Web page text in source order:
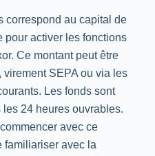
correspond au capital de
pour activer les fonctions
Ce montant peut être
SEPA ou via les
Les fonds sont
24 heures ouvrables.
avec ce
familiariser avec la